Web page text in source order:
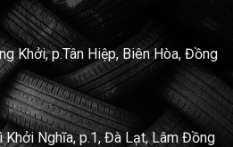
Khởi, p.Tân Hiệp, Biên Hòa, Đồng
Nghĩa, p.1, Đà Lạt, Lâm Đồng